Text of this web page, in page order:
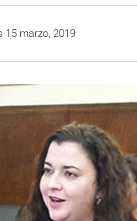
15 marzo, 2019